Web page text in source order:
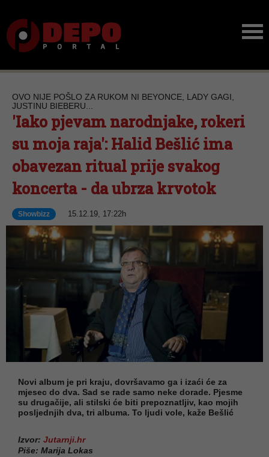
OVO NIJE POŠLO ZA RUKOM NI BEYONCE, LADY GAGI,
JUSTINU BIEBERU...
'Iako pjevam narodnjake, rokeri
su moja raja': Halid Bešlić ima
obavezan ritual prije svakog
koncerta - da ubrza krvotok
Showbizz 15.12.19, 17:22h
Novi album je pri kraju, dovršavamo ga i izaći će za
mjesec do dva. Sad se rade samo neke dorade. Pjesme
su drugačije, ali stilski će biti prepoznatljiv, kao mojih
posljednjih dva, tri albuma. To ljudi vole, kaže Bešlić
Izvor: Jutarnji.hr
Piše: Marija Lokas